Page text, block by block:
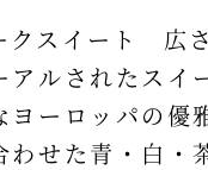
クスイート 広
アルされたスイ
ヨーロッパの優
わせた青・白・